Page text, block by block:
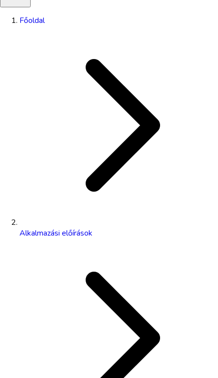
Főoldal
Alkalmazási előírások